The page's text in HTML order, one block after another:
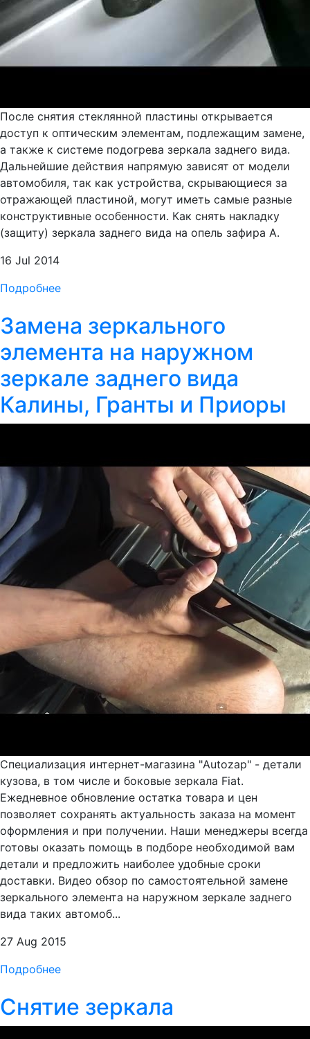
После снятия стеклянной пластины открывается
доступ к оптическим элементам, подлежащим замене,
а также к системе подогрева зеркала заднего вида.
Дальнейшие действия напрямую зависят от модели
автомобиля, так как устройства, скрывающиеся за
отражающей пластиной, могут иметь самые разные
конструктивные особенности. Как снять накладку
(защиту) зеркала заднего вида на опель зафира А.
16 Jul 2014
Подробнее
Замена зеркального
элемента на наружном
зеркале заднего вида
Калины, Гранты и Приоры
Специализация интернет-магазина "Autozap" - детали
кузова, в том числе и боковые зеркала Fiat.
Ежедневное обновление остатка товара и цен
позволяет сохранять актуальность заказа на момент
оформления и при получении. Наши менеджеры всегда
готовы оказать помощь в подборе необходимой вам
детали и предложить наиболее удобные сроки
доставки. Видео обзор по самостоятельной замене
зеркального элемента на наружном зеркале заднего
вида таких автомоб...
27 Aug 2015
Подробнее
Снятие зеркала